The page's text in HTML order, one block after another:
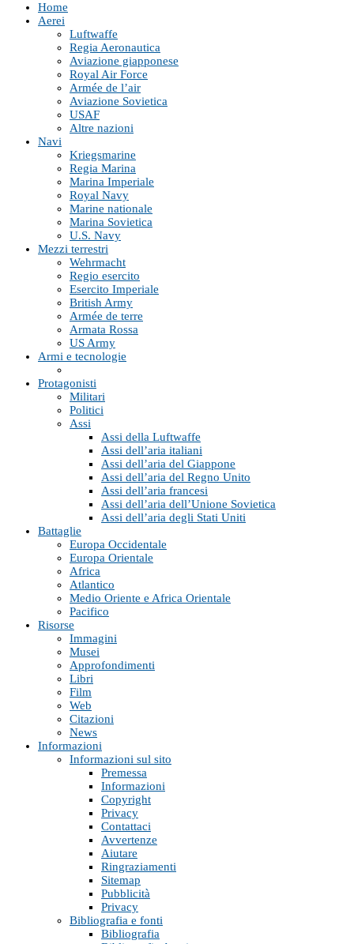
Home
Aerei
Luftwaffe
Regia Aeronautica
Aviazione giapponese
Royal Air Force
Armée de l’air
Aviazione Sovietica
USAF
Altre nazioni
Navi
Kriegsmarine
Regia Marina
Marina Imperiale
Royal Navy
Marine nationale
Marina Sovietica
U.S. Navy
Mezzi terrestri
Wehrmacht
Regio esercito
Esercito Imperiale
British Army
Armée de terre
Armata Rossa
US Army
Armi e tecnologie
Protagonisti
Militari
Politici
Assi
Assi della Luftwaffe
Assi dell’aria italiani
Assi dell’aria del Giappone
Assi dell’aria del Regno Unito
Assi dell’aria francesi
Assi dell’aria dell’Unione Sovietica
Assi dell’aria degli Stati Uniti
Battaglie
Europa Occidentale
Europa Orientale
Africa
Atlantico
Medio Oriente e Africa Orientale
Pacifico
Risorse
Immagini
Musei
Approfondimenti
Libri
Film
Web
Citazioni
News
Informazioni
Informazioni sul sito
Premessa
Informazioni
Copyright
Privacy
Contattaci
Avvertenze
Aiutare
Ringraziamenti
Sitemap
Pubblicità
Privacy
Bibliografia e fonti
Bibliografia